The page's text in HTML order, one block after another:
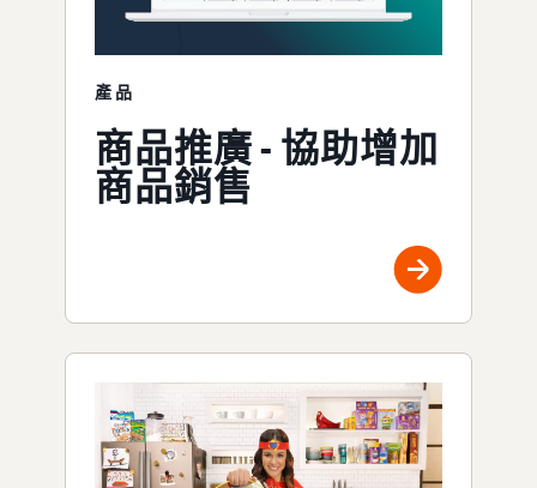
產品
商品推廣 - 協助增加
商品銷售